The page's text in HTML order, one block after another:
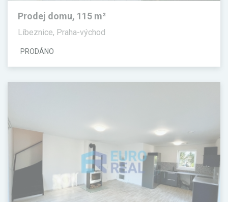
Prodej domu, 115 m²
Líbeznice, Praha-východ
PRODÁNO